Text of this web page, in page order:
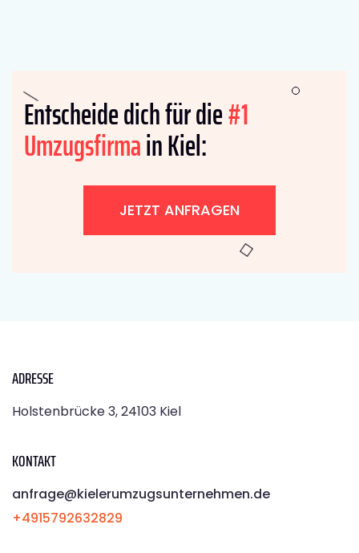
Entscheide dich für die#1
Umzugsfirmain Kiel:
JETZT ANFRAGEN
ADRESSE
Holstenbrücke 3, 24103 Kiel
KONTAKT
anfrage@kielerumzugsunternehmen.de
+4915792632829